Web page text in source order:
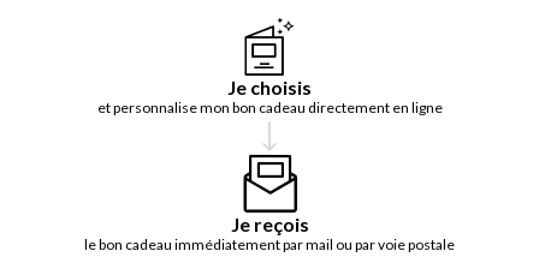
Je choisis
et personnalise mon bon cadeau directement en ligne
Je reçois
le bon cadeau immédiatement par mail ou par voie postale